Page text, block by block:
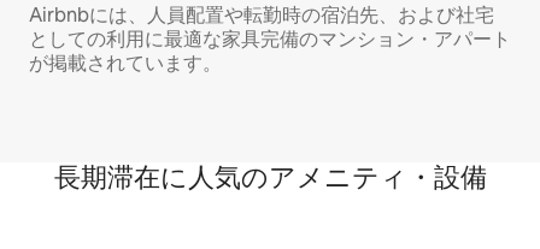
Airbnbには、人員配置や転勤時の宿泊先、および社宅
としての利用に最適な家具完備のマンション・アパート
が掲載されています。
長期滞在に人気のアメニティ・設備